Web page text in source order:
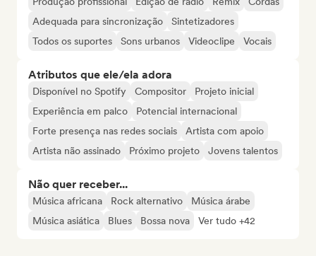
Adequada para sincronização
Sintetizadores
Todos os suportes
Sons urbanos Videoclipe Vocais
Atributos que ele/ela adora
Disponível no Spotify Compositor
Projeto inicial
Experiência em palco
Potencial internacional
Forte presença nas redes sociais
Artista com apoio
Artista não assinado
Próximo projeto Jovens talentos
Não quer receber...
Música africana Rock alternativo
Música árabe
Música asiática
Blues Bossa nova Ver tudo +42